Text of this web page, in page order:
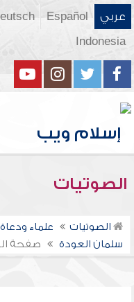
عربي Español
Indonesia
الصوتيات
الصوتيات علماء ودعاة
سلمان العودة
صفحة